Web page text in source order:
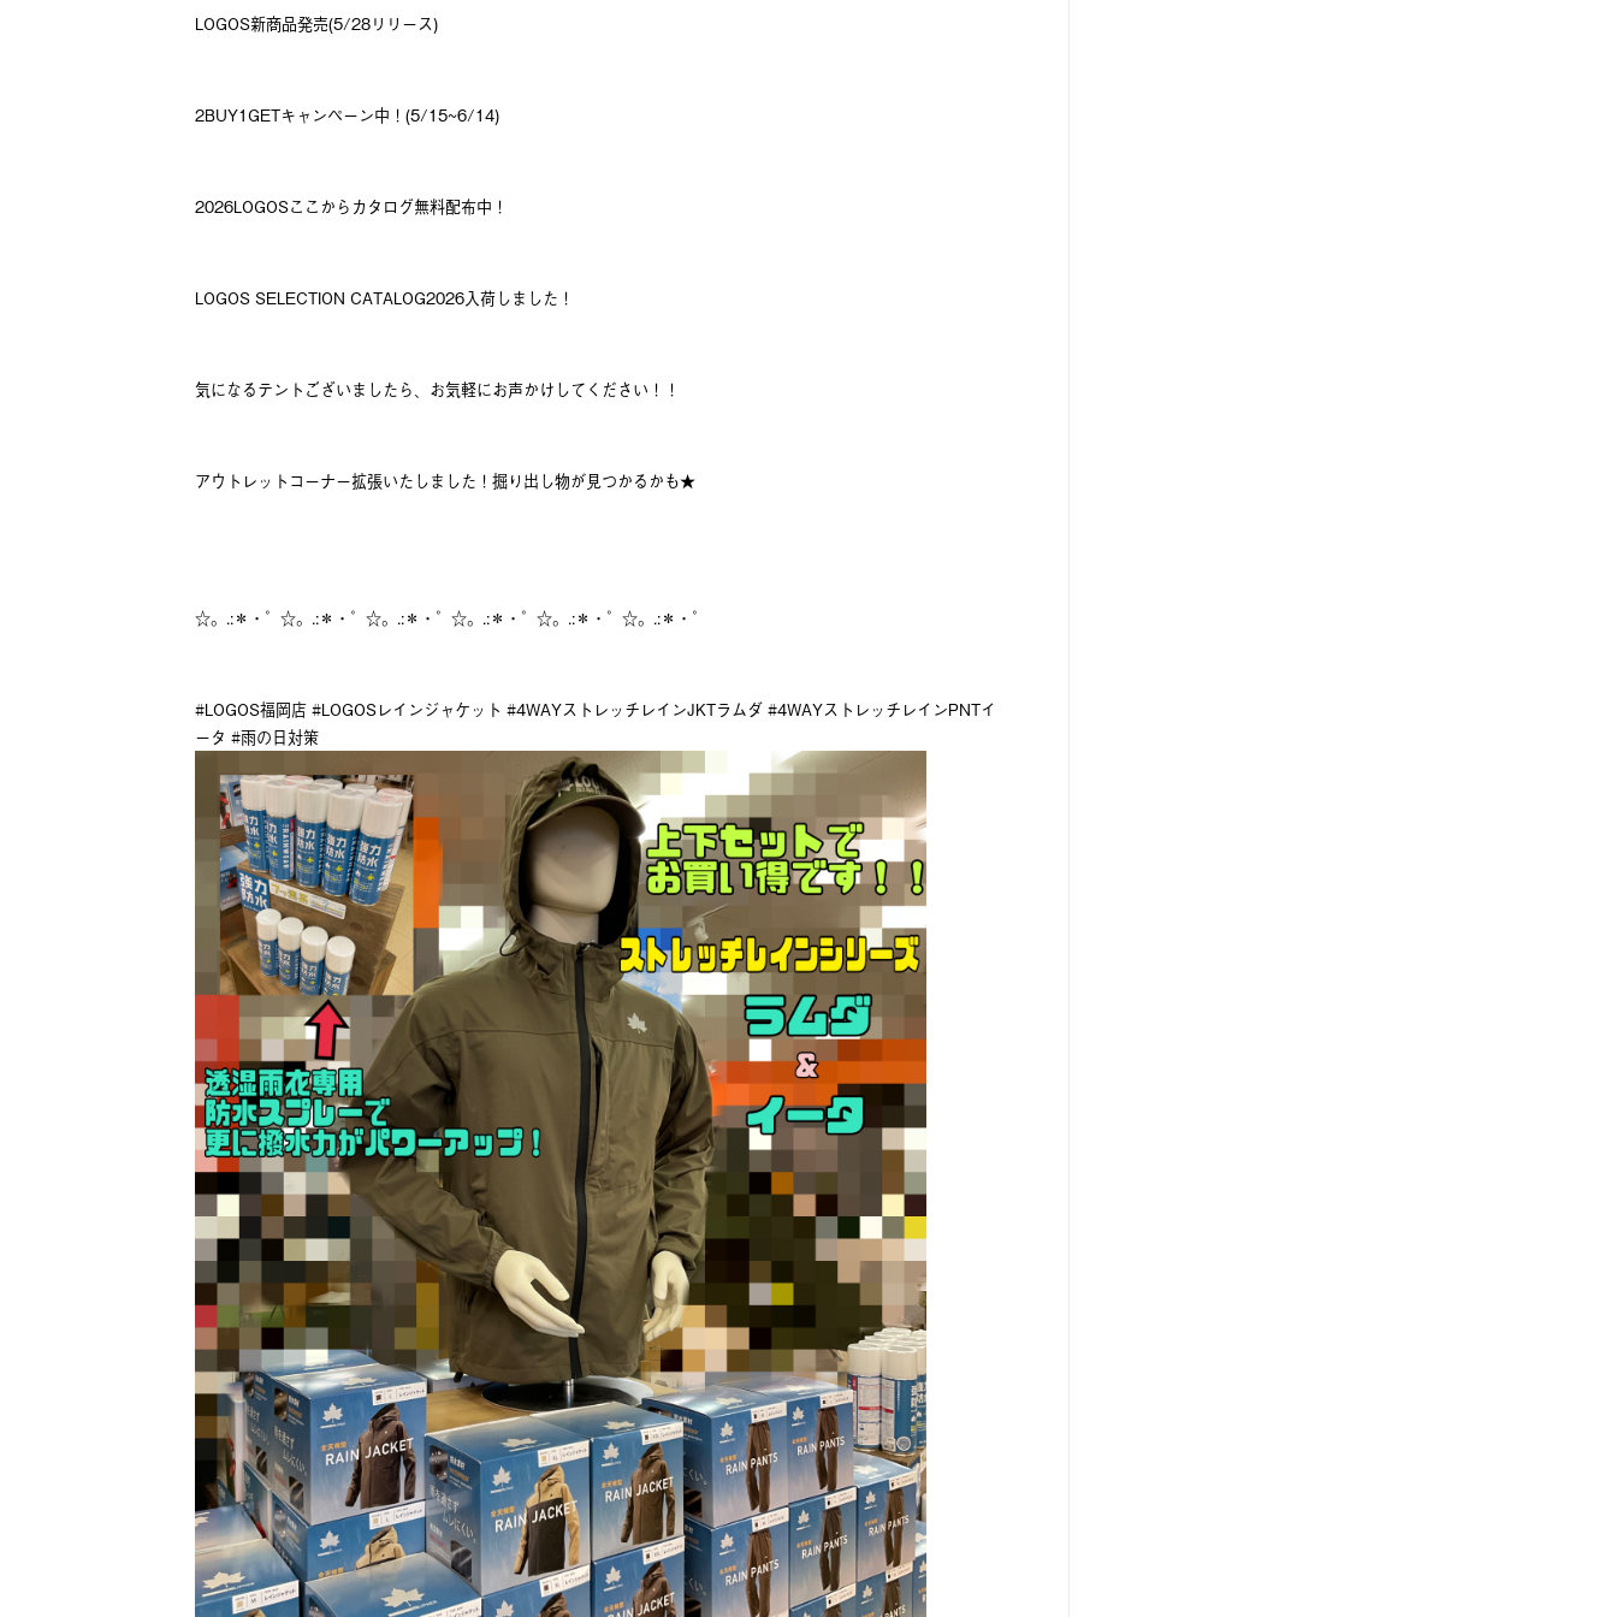
LOGOS新商品発売(5/28リリース)
2BUY1GETキャンペーン中！(5/15~6/14)
2026LOGOSここからカタログ無料配布中！
LOGOS SELECTION CATALOG2026入荷しました！
気になるテントございましたら、お気軽にお声かけしてください！！
アウトレットコーナー拡張いたしました！掘り出し物が見つかるかも★
☆。.:＊・゜☆。.:＊・゜☆。.:＊・゜☆。.:＊・゜☆。.:＊・゜☆。.:＊・゜
#LOGOS福岡店 #LOGOSレインジャケット #4WAYストレッチレインJKTラムダ #4WAYストレッチレインPNTイ
ータ #雨の日対策